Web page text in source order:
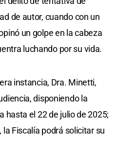
de autor, cuando con un
un golpe en la cabeza
luchando por su vida.
instancia, Dra. Minetti,
disponiendo la
hasta el 22 de julio de 2025;
Fiscalía podrá solicitar su